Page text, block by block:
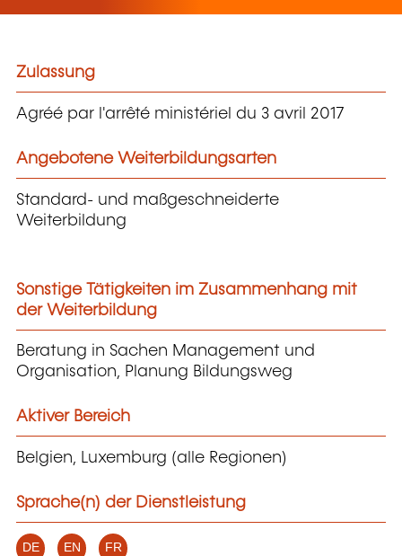
Zulassung
Agréé par l'arrêté ministériel du 3 avril 2017
Angebotene Weiterbildungsarten
Standard- und maßgeschneiderte
Weiterbildung
Sonstige Tätigkeiten im Zusammenhang mit
der Weiterbildung
Beratung in Sachen Management und
Organisation, Planung Bildungsweg
Aktiver Bereich
Belgien, Luxemburg (alle Regionen)
Sprache(n) der Dienstleistung
DE EN FR